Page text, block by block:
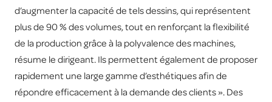
d’augmenter la capacité de tels dessins, qui représentent
plus de 90 % des volumes, tout en renforçant la flexibilité
de la production grâce à la polyvalence des machines,
résume le dirigeant. Ils permettent également de proposer
rapidement une large gamme d’esthétiques afin de
répondre efficacement à la demande des clients ». Des